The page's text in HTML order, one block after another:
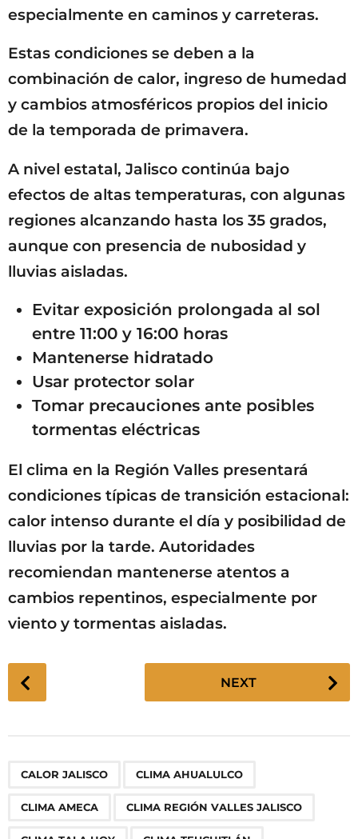
especialmente en caminos y carreteras.
Estas condiciones se deben a la
combinación de calor, ingreso de humedad
y cambios atmosféricos propios del inicio
de la temporada de primavera.
A nivel estatal, Jalisco continúa bajo
efectos de altas temperaturas, con algunas
regiones alcanzando hasta los 35 grados,
aunque con presencia de nubosidad y
lluvias aisladas.
Evitar exposición prolongada al sol
entre 11:00 y 16:00 horas
Mantenerse hidratado
Usar protector solar
Tomar precauciones ante posibles
tormentas eléctricas
El clima en la Región Valles presentará
condiciones típicas de transición estacional:
calor intenso durante el día y posibilidad de
lluvias por la tarde. Autoridades
recomiendan mantenerse atentos a
cambios repentinos, especialmente por
viento y tormentas aisladas.
P
o
g
NEXT
CALOR JALISCO CLIMA AHUALULCO
CLIMA AMECA CLIMA REGIÓN VALLES JALISCO